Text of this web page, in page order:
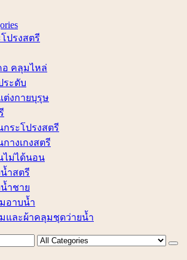
ปรงสตรี
คลุมไหล่
ระดับ
ต่งกายบุรุษ
ระโปรงสตรี
างเกงสตรี
ไม่ได้นอน
ำสตรี
ำชาย
อาบน้ำ
และผ้าคลุมชุดว่ายน้ำ